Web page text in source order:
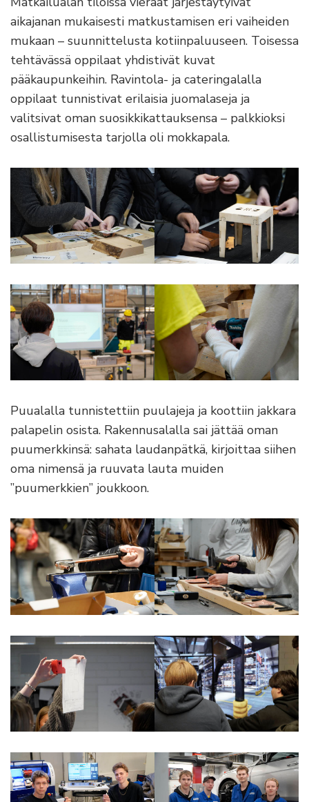
aikajanan mukaisesti matkustamisen eri vaiheiden
mukaan – suunnittelusta kotiinpaluuseen. Toisessa
tehtävässä oppilaat yhdistivät kuvat
pääkaupunkeihin. Ravintola- ja cateringalalla
oppilaat tunnistivat erilaisia juomalaseja ja
valitsivat oman suosikkikattauksensa – palkkioksi
osallistumisesta tarjolla oli mokkapala.
Puualalla tunnistettiin puulajeja ja koottiin jakkara
palapelin osista. Rakennusalalla sai jättää oman
puumerkkinsä: sahata laudanpätkä, kirjoittaa siihen
oma nimensä ja ruuvata lauta muiden
”puumerkkien” joukkoon.